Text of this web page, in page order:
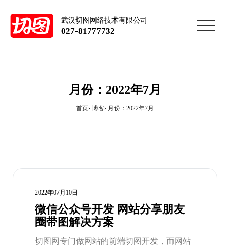
武汉切图网络技术有限公司
027-81777732
月份：2022年7月
首页 博客 月份：2022年7月
2022年07月10日
微信公众号开发 网站分享朋友
圈带图解决方案
切图网专门做网站的前端切图开发，而网站